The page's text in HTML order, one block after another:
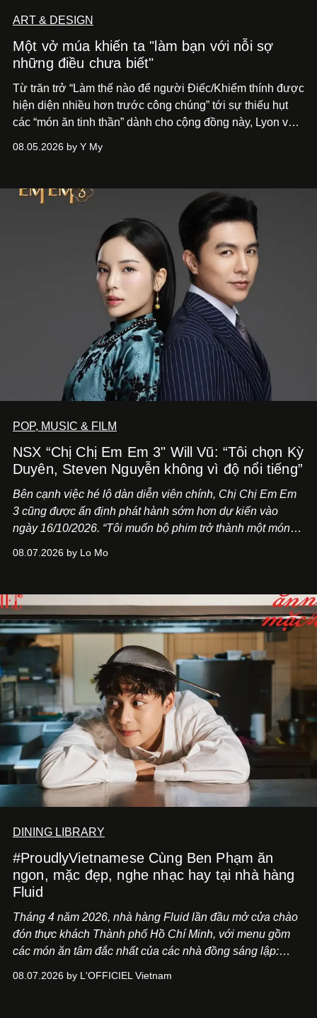
ART & DESIGN
Một vở múa khiến ta "làm bạn với nỗi sợ
những điều chưa biết"
Từ trăn trở “Làm thế nào để người Điếc/Khiếm thính được
hiện diện nhiều hơn trước công chúng” tới sự thiếu hụt
các “món ăn tinh thần” dành cho cộng đồng này, Lyon và
phẩm múa đương đại thành hiện thực, mang tên Lắng
08.05.2026 by Y My
POP, MUSIC & FILM
NSX “Chị Chị Em Em 3" Will Vũ: “Tôi chọn Kỳ
Duyên, Steven Nguyễn không vì độ nổi tiếng”
Bên cạnh việc hé lộ dàn diễn viên chính, Chị Chị Em Em
3 cũng được ấn định phát hành sớm hơn dự kiến vào
ngày 16/10/2026. “Tôi muốn bộ phim trở thành một món
Việt Nam”, NSX Will Vũ cho biết.
08.07.2026 by Lo Mo
DINING LIBRARY
#ProudlyVietnamese Cùng Ben Phạm ăn
ngon, mặc đẹp, nghe nhạc hay tại nhà hàng
Fluid
Tháng 4 năm 2026, nhà hàng Fluid lần đầu mở cửa chào
đón thực khách Thành phố Hồ Chí Minh, với menu gồm
các món ăn tâm đắc nhất của các nhà đồng sáng lập:
món ăn đa dạng từ Á đến Âu nhanh chóng được yêu thích
08.07.2026 by L'OFFICIEL Vietnam